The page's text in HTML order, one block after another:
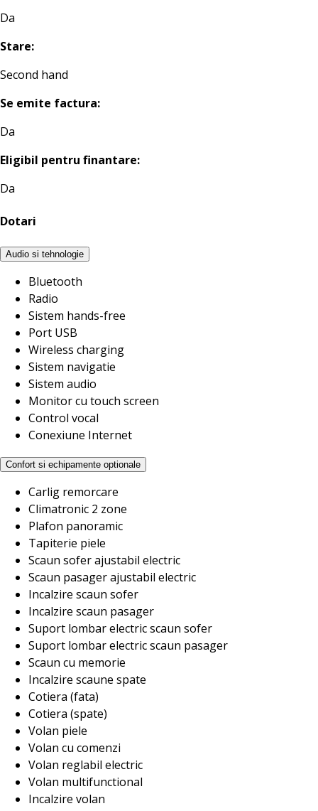
Da
Stare:
Second hand
Se emite factura:
Da
Eligibil pentru finantare:
Da
Dotari
Audio si tehnologie
Bluetooth
Radio
Sistem hands-free
Port USB
Wireless charging
Sistem navigatie
Sistem audio
Monitor cu touch screen
Control vocal
Conexiune Internet
Confort si echipamente optionale
Carlig remorcare
Climatronic 2 zone
Plafon panoramic
Tapiterie piele
Scaun sofer ajustabil electric
Scaun pasager ajustabil electric
Incalzire scaun sofer
Incalzire scaun pasager
Suport lombar electric scaun sofer
Suport lombar electric scaun pasager
Scaun cu memorie
Incalzire scaune spate
Cotiera (fata)
Cotiera (spate)
Volan piele
Volan cu comenzi
Volan reglabil electric
Volan multifunctional
Incalzire volan